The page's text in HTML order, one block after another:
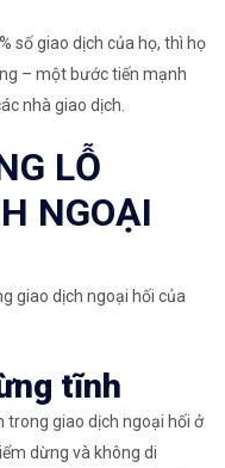
số giao dịch của họ, thì họ
– một bước tiến mạnh
nhà giao dịch.
LỖ
NGOẠI
giao dịch ngoại hối của
tĩnh
trong giao dịch ngoại hối ở
dừng và không di